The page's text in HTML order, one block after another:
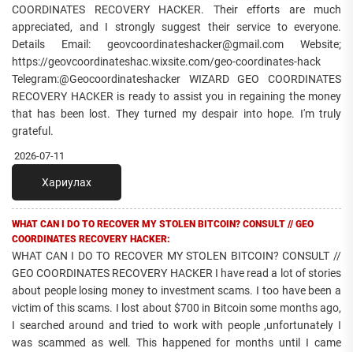
COORDINATES RECOVERY HACKER. Their efforts are much
appreciated, and I strongly suggest their service to everyone.
Details Email: geovcoordinateshacker@gmail.com Website;
https://geovcoordinateshac.wixsite.com/geo-coordinates-hack
Telegram:@Geocoordinateshacker WIZARD GEO COORDINATES
RECOVERY HACKER is ready to assist you in regaining the money
that has been lost. They turned my despair into hope. I'm truly
grateful.
2026-07-11
Хариулах
WHAT CAN I DO TO RECOVER MY STOLEN BITCOIN? CONSULT // GEO
COORDINATES RECOVERY HACKER:
WHAT CAN I DO TO RECOVER MY STOLEN BITCOIN? CONSULT //
GEO COORDINATES RECOVERY HACKER I have read a lot of stories
about people losing money to investment scams. I too have been a
victim of this scams. I lost about $700 in Bitcoin some months ago,
I searched around and tried to work with people ,unfortunately I
was scammed as well. This happened for months until I came